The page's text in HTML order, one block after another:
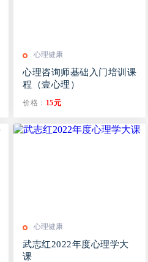
心理健康
心理咨询师基础入门培训课
程（壹心理）
价格： 15元
心理健康
武志红2022年度心理学大
课